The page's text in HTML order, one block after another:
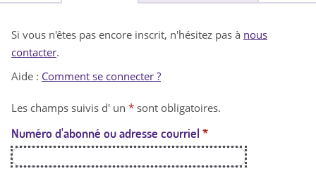
n
t
a
Si vous n'êtes pas encore inscrit, n'hésitez pas à nous
contacter.
Aide : Comment se connecter ?
Les champs suivis d' un * sont obligatoires.
Numéro d'abonné ou adresse courriel *